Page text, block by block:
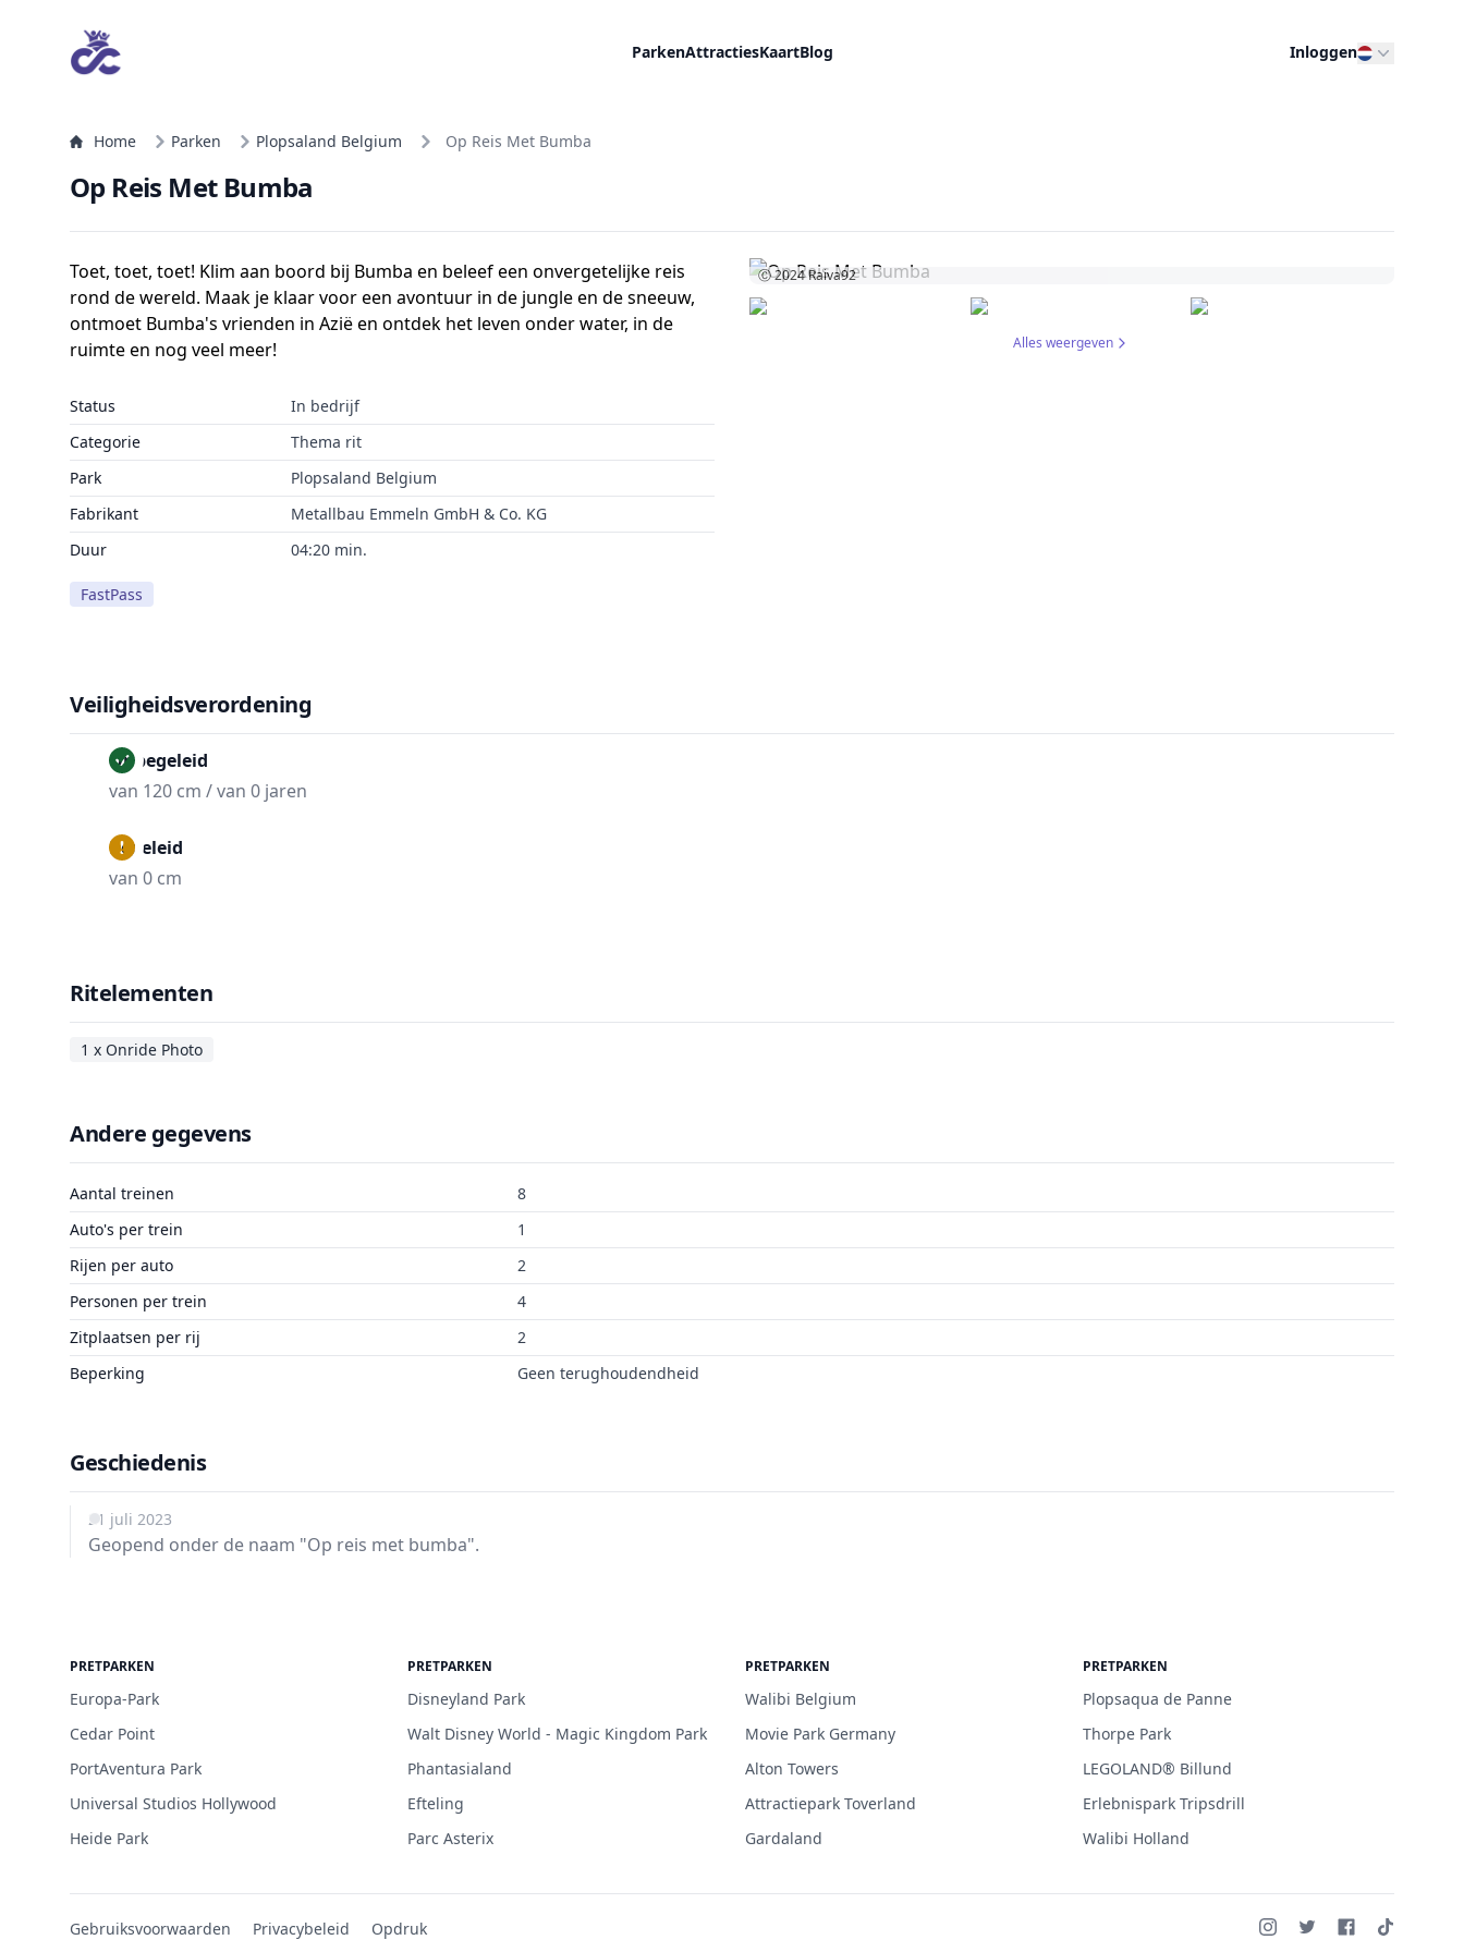
ParkenAttractiesKaartBlog Inloggen
Home Parken Plopsaland Belgium Op Reis Met Bumba
Op Reis Met Bumba
Toet, toet, toet! Klim aan boord bij Bumba en beleef een onvergetelijke reis
rond de wereld. Maak je klaar voor een avontuur in de jungle en de sneeuw,
ontmoet Bumba's vrienden in Azië en ontdek het leven onder water, in de
ruimte en nog veel meer!
Status
In bedrijf
Categorie
Thema rit
Park
Plopsaland Belgium
Fabrikant
Metallbau Emmeln GmbH & Co. KG
Duur
04:20 min.
FastPass
Ⓒ 2024Raiva92
Alles weergeven
Veiligheidsverordening
Onbegeleid
van 120 cm / van 0 jaren
Begeleid
van 0 cm
Ritelementen
1 x Onride Photo
Andere gegevens
Aantal treinen
8
Auto's per trein
1
Rijen per auto
2
Personen per trein
4
Zitplaatsen per rij
2
Beperking
Geen terughoudendheid
Geschiedenis
21 juli 2023
Geopend onder de naam "Op reis met bumba".
PRETPARKEN
Europa-Park
Cedar Point
PortAventura Park
Universal Studios Hollywood
Heide Park
PRETPARKEN
Disneyland Park
Walt Disney World - Magic Kingdom Park
Phantasialand
Efteling
Parc Asterix
PRETPARKEN
Walibi Belgium
Movie Park Germany
Alton Towers
Attractiepark Toverland
Gardaland
PRETPARKEN
Plopsaqua de Panne
Thorpe Park
LEGOLAND® Billund
Erlebnispark Tripsdrill
Walibi Holland
Gebruiksvoorwaarden Privacybeleid Opdruk